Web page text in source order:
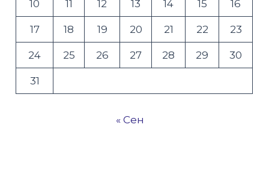
10 11 12 13 14 15 16
17 18 19 20 21 22 23
24 25 26 27 28 29 30
31
« Сен